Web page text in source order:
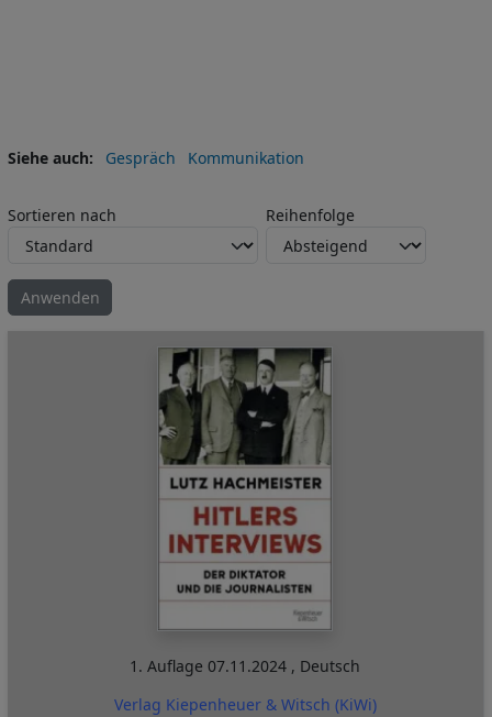
Siehe auch Gespräch Kommunikation
Sortieren nach Reihenfolge
1. Auflage07.11.2024 , Deutsch
Verlag Kiepenheuer & Witsch (KiWi)